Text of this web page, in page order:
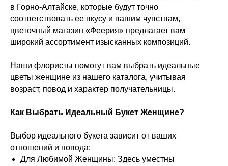
в Горно-Алтайске, которые будут точно
соответствовать ее вкусу и вашим чувствам,
цветочный магазин «Феерия» предлагает вам
широкий ассортимент изысканных композиций.
Наши флористы помогут вам выбрать идеальные
цветы женщине из нашего каталога, учитывая
возраст, повод и характер получательницы.
Как Выбрать Идеальный Букет Женщине?
Выбор идеального букета зависит от ваших
отношений и повода:
Для Любимой Женщины: Здесь уместны